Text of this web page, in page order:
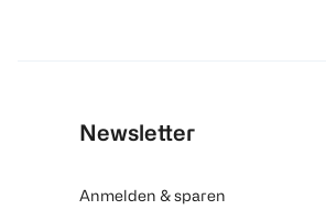
Newsletter
Anmelden & sparen